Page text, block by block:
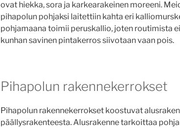
ovat hiekka, sora ja karkearakeinen moreeni.
pihapolun pohjaksi laitettiin kahta eri
pohjamaana toimii peruskallio, joten routimista
kunhan savinen pintakerros siivotaan vaan pois.
Pihapolun rakennekerrokset
Pihapolun rakennekerrokset koostuvat
päällysrakenteesta. Alusrakenne tarkoittaa